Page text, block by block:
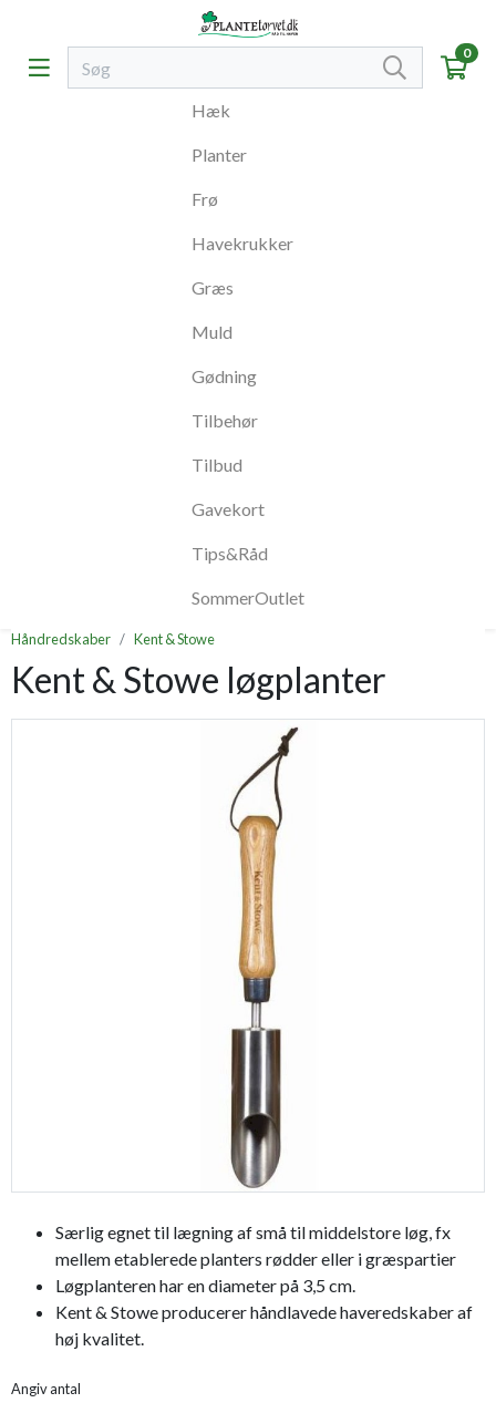
0
Hæk
Planter
Frø
Havekrukker
Græs
Muld
Gødning
Tilbehør
Tilbud
Gavekort
Tips&Råd
SommerOutlet
Håndredskaber Kent & Stowe
Kent & Stowe løgplanter
Særlig egnet til lægning af små til middelstore løg, fx
mellem etablerede planters rødder eller i græspartier
Løgplanteren har en diameter på 3,5 cm.
Kent & Stowe producerer håndlavede haveredskaber af
høj kvalitet.
Angiv antal